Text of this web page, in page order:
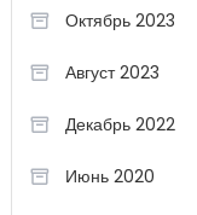
Октябрь 2023
Август 2023
Декабрь 2022
Июнь 2020